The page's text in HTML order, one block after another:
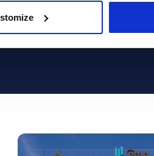
Talento y Cultura
Gmp.